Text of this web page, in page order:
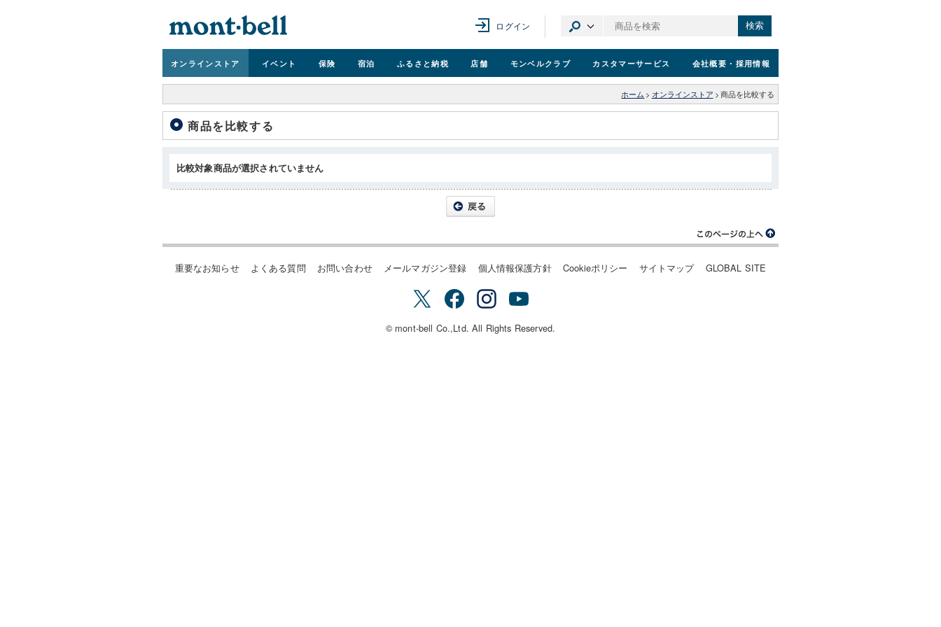
ログイン 検索
オンラインストア イベント 保険 宿泊 ふるさと納税 店舗 モンベルクラブ カスタマーサービス 会社概要 ・採用情報
ホーム > オンラインストア > 商品を比較する
商品を比較する
比較対象商品が選択されていません
重要なお知らせ よくある質問 お問い合わせ メールマガジン登録 個人情報保護方針 Cookieポリシー サイトマップ GLOBAL SITE
© mont-bell Co.,Ltd. All Rights Reserved.